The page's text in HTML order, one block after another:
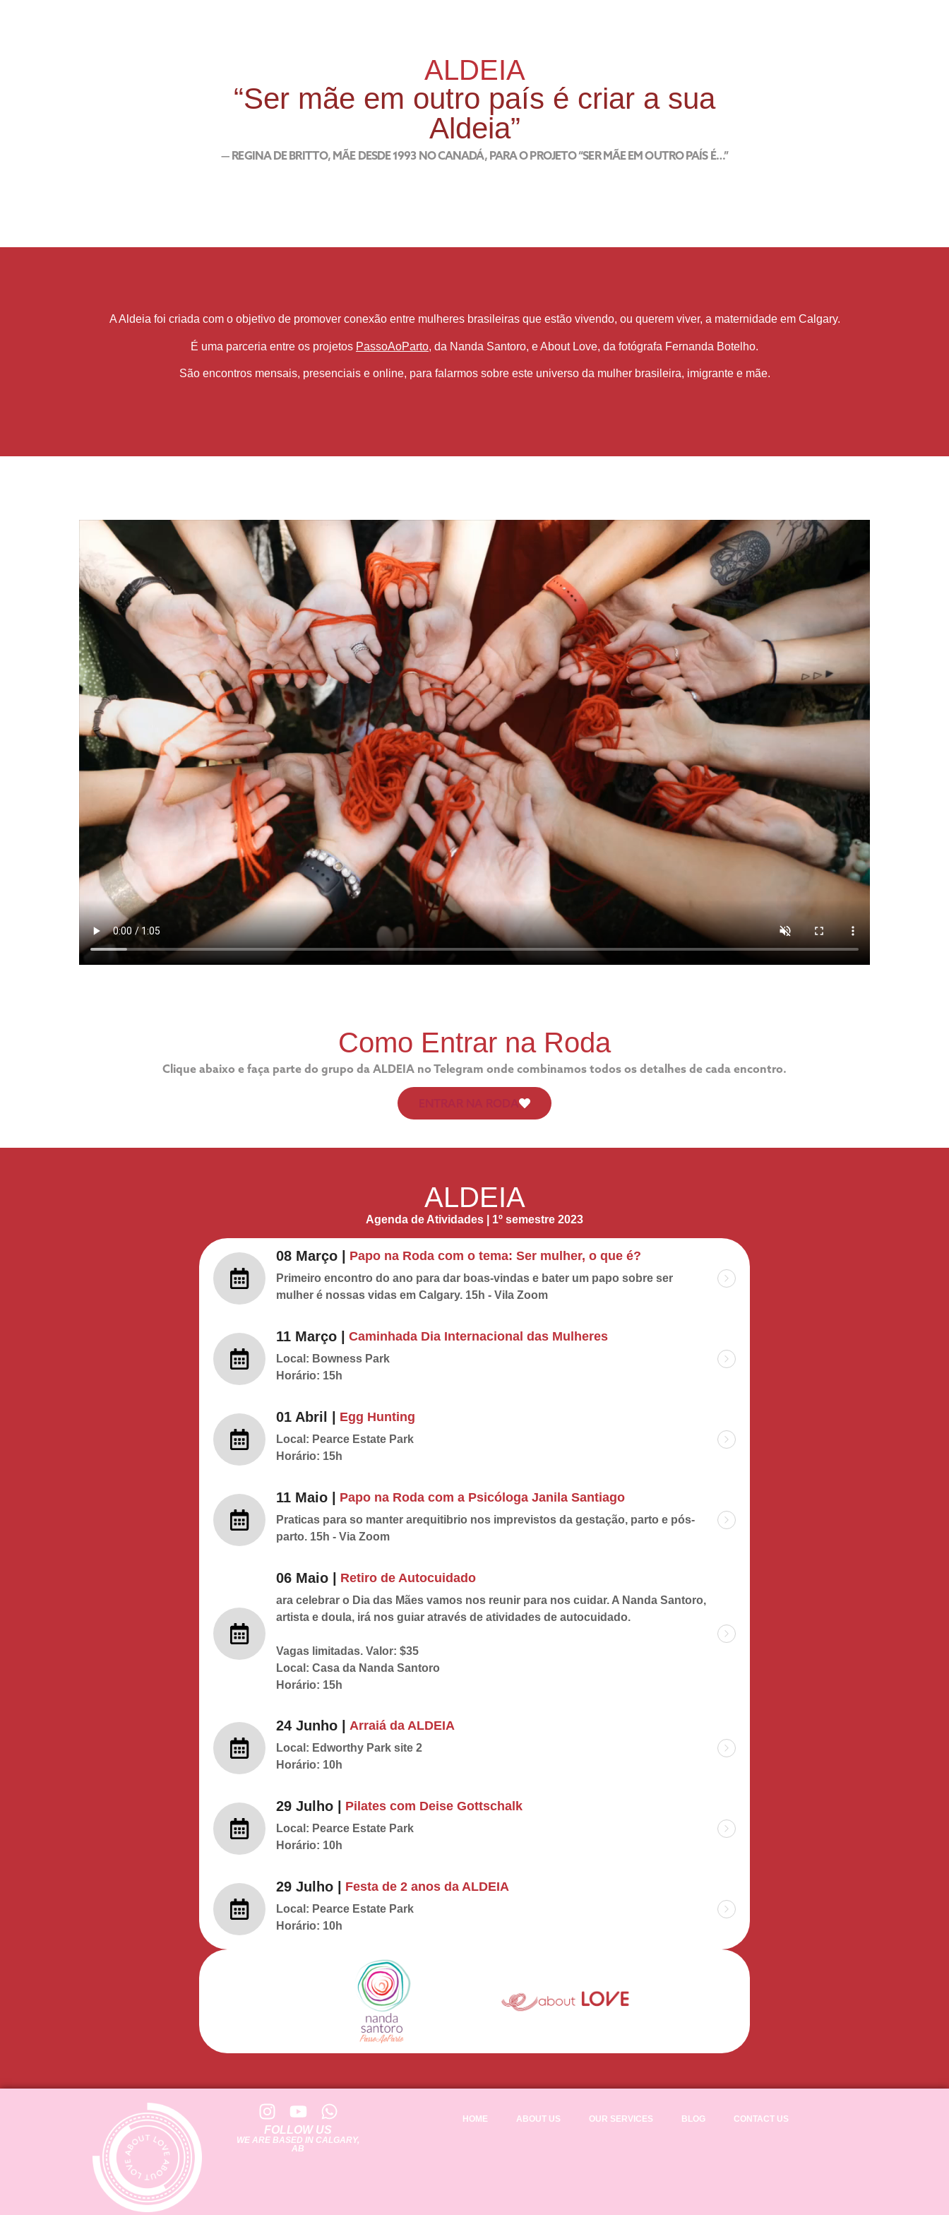
ALDEIA
“Ser mãe em outro país é criar a sua
Aldeia”
— REGINA DE BRITTO, MÃE DESDE 1993 NO CANADÁ, PARA O PROJETO “SER MÃE EM OUTRO PAÍS É…”
A Aldeia foi criada com o objetivo de promover conexão entre mulheres brasileiras que estão vivendo, ou querem viver, a maternidade em Calgary.
É uma parceria entre os projetos PassoAoParto, da Nanda Santoro, e About Love, da fotógrafa Fernanda Botelho.
São encontros mensais, presenciais e online, para falarmos sobre este universo da mulher brasileira, imigrante e mãe.
Como Entrar na Roda
Clique abaixo e faça parte do grupo da ALDEIA no Telegram onde combinamos todos os detalhes de cada encontro.
ALDEIA
Agenda de Atividades | 1º semestre 2023
08 Março | Papo na Roda com o tema: Ser mulher, o que é?
Primeiro encontro do ano para dar boas-vindas e bater um papo sobre ser
mulher é nossas vidas em Calgary. 15h - Vila Zoom
11 Março | Caminhada Dia Internacional das Mulheres
Local: Bowness Park
Horário: 15h
01 Abril | Egg Hunting
Local: Pearce Estate Park
Horário: 15h
11 Maio | Papo na Roda com a Psicóloga Janila Santiago
Praticas para so manter arequitibrio nos imprevistos da gestação, parto e pós-
parto. 15h - Via Zoom
06 Maio | Retiro de Autocuidado
ara celebrar o Dia das Mães vamos nos reunir para nos cuidar. A Nanda Santoro,
artista e doula, irá nos guiar através de atividades de autocuidado.
Vagas limitadas. Valor: $35
Local: Casa da Nanda Santoro
Horário: 15h
24 Junho | Arraiá da ALDEIA
Local: Edworthy Park site 2
Horário: 10h
29 Julho | Pilates com Deise Gottschalk
Local: Pearce Estate Park
Horário: 10h
29 Julho | Festa de 2 anos da ALDEIA
Local: Pearce Estate Park
Horário: 10h
FOLLOW US
WE ARE BASED IN CALGARY,
AB
HOME ABOUT US OUR SERVICES BLOG CONTACT US